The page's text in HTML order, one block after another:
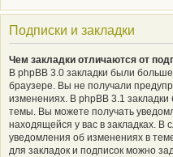
Подписки и закладки
Чем закладки отличаются от
В phpBB 3.0 закладки были
браузере. Вы не получали
изменениях. В phpBB 3.1
темы. Вы можете получать
находящейся у вас в закладках. В
уведомления об изменениях в
для закладок и подписок можно